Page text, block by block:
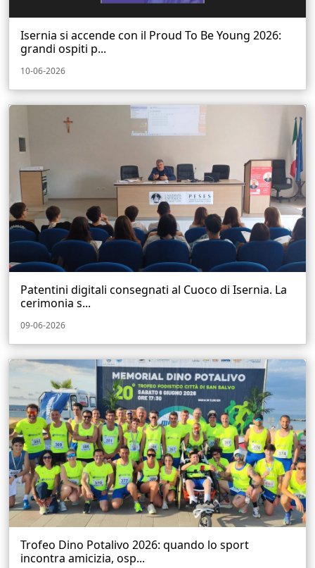
Isernia si accende con il Proud To Be Young 2026:
grandi ospiti p...
10-06-2026
Patentini digitali consegnati al Cuoco di Isernia. La
cerimonia s...
09-06-2026
Trofeo Dino Potalivo 2026: quando lo sport
incontra amicizia, osp...